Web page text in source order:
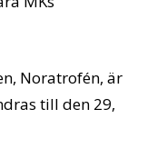
Noratrofén, är
till den 29,